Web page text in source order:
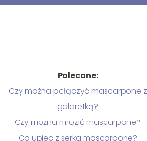
Polecane:
Czy można połączyć mascarpone z
galaretką?
Czy można mrozić mascarpone?
Co upiec z serka mascarpone?